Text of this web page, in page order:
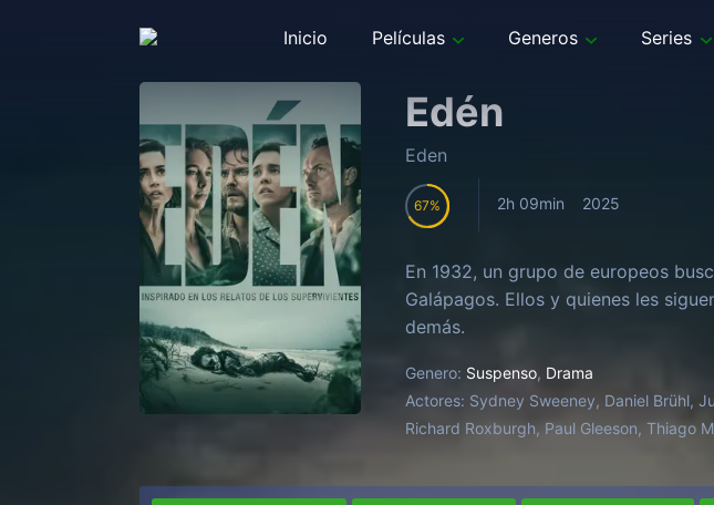
Inicio Películas Generos Series
Edén
Eden
67 2h 09min 2025
En 1932, un grupo de europeos
Galápagos. Ellos y quienes les
demás.
Genero: Suspenso, Drama
Actores: Sydney Sweeney, Daniel Brühl,
Richard Roxburgh, Paul Gleeson, Thiago